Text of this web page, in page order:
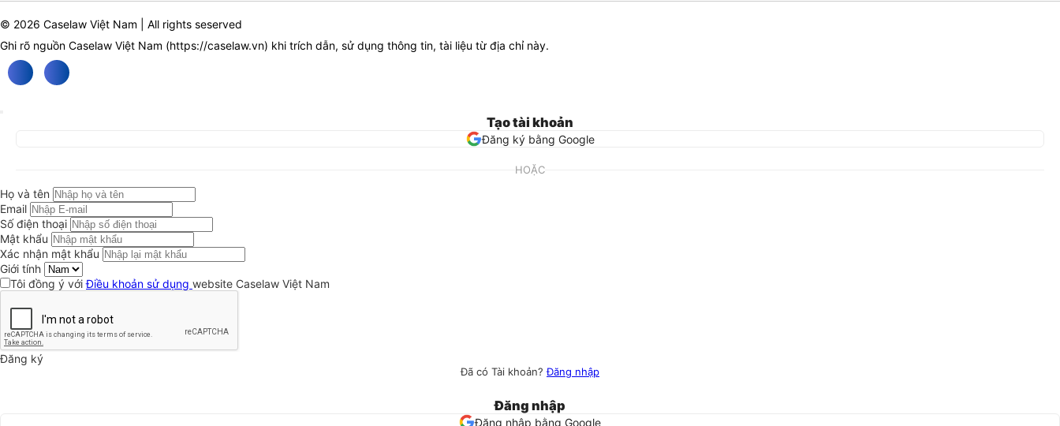
© 2026 Caselaw Việt Nam | All rights seserved
Ghi rõ nguồn Caselaw Việt Nam (https://caselaw.vn) khi trích dẫn, sử dụng thông tin, tài liệu từ địa chỉ này.
Tạo tài khoản
Đăng ký bằng Google
HOẶC
Họ và tên
Email
Số điện thoại
Mật khẩu
Xác nhận mật khẩu
Giới tính
Tôi đồng ý vớiĐiều khoản sử dụng website Caselaw Việt Nam
Đăng ký
Đã có Tài khoản?Đăng nhập
Đăng nhập
Đăng nhập bằng Google